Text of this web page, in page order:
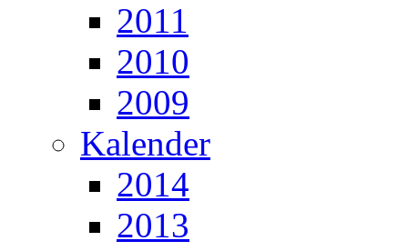
2011
2010
2009
Kalender
2014
2013